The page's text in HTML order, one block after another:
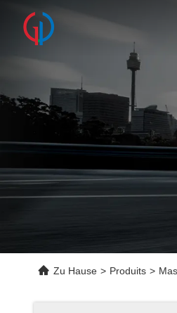
Zu Hause > Produits >